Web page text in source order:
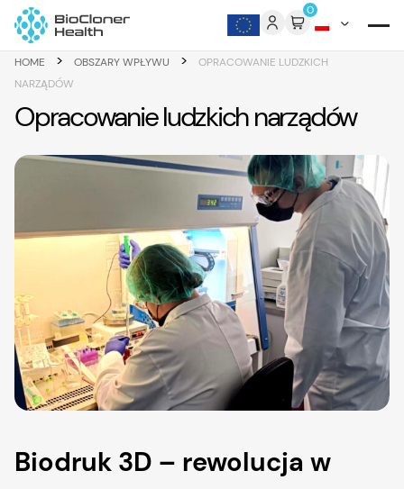
Skip to content 0
HOME > OBSZARY WPŁYWU >
OPRACOWANIE LUDZKICH
NARZĄDÓW
Opracowanie ludzkich narządów
Biodruk 3D – rewolucja w